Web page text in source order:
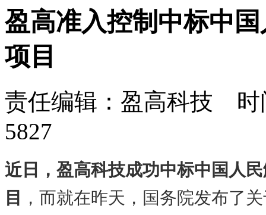
盈高准入控制中标中
项目
责任编辑：盈高科技 时
5827
近日，盈高科技成功中标中国人
目
，而就在昨天，国务院发布了